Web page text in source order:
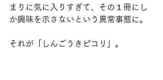
まりに気に入りすぎて、その１冊にし
か興味を示さないという異常事態に。
それが「しんごうきピコリ」。